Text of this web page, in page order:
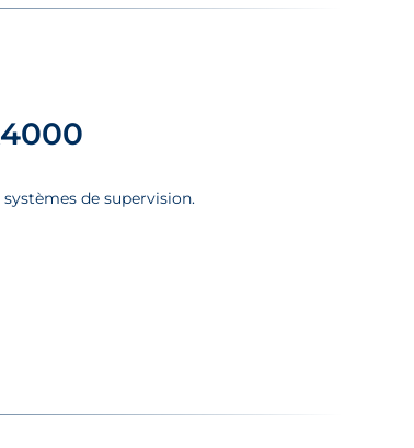
de supervision.